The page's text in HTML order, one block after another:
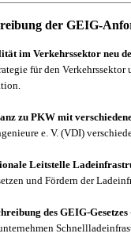
der GEIG-
im Verkehrssektor neu
für den Verkehrssektor
zu PKW mit
e. V. (VDI)
Leitstelle
und Fördern der
des GEIG-Gesetzes